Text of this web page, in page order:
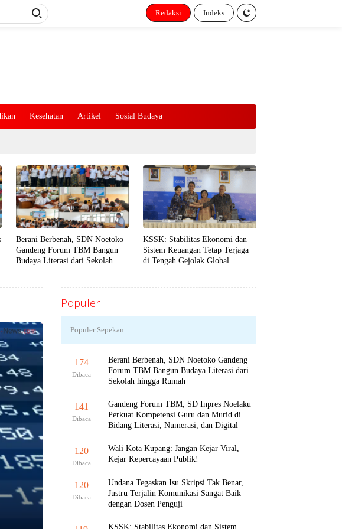
Redaksi Indeks
Kesehatan Artikel Sosial Budaya
Berani Berbenah, SDN Noetoko
Gandeng Forum TBM Bangun
Budaya Literasi dari Sekolah
KSSK: Stabilitas Ekonomi dan
Sistem Keuangan Tetap Terjaga
di Tengah Gejolak Global
Populer
Populer Sepekan
174
Dibaca
Berani Berbenah, SDN Noetoko Gandeng
Forum TBM Bangun Budaya Literasi dari
Sekolah hingga Rumah
141
Dibaca
Gandeng Forum TBM, SD Inpres Noelaku
Perkuat Kompetensi Guru dan Murid di
Bidang Literasi, Numerasi, dan Digital
120
Dibaca
Wali Kota Kupang: Jangan Kejar Viral,
Kejar Kepercayaan Publik!
120
Dibaca
Undana Tegaskan Isu Skripsi Tak Benar,
Justru Terjalin Komunikasi Sangat Baik
dengan Dosen Penguji
KSSK: Stabilitas Ekonomi dan Sistem